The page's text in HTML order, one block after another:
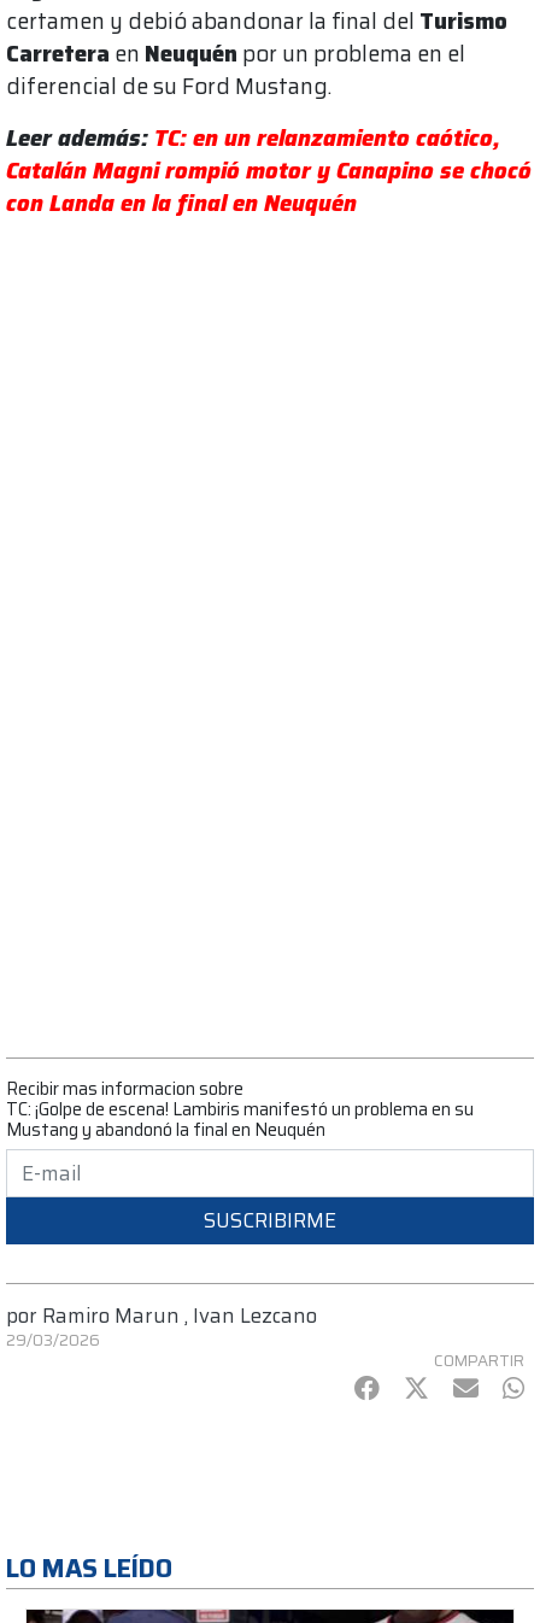
certamen y debió abandonar la final del Turismo
Carretera en Neuquén por un problema en el
diferencial de su Ford Mustang.
Leer además: TC: en un relanzamiento caótico,
Catalán Magni rompió motor y Canapino se chocó
con Landa en la final en Neuquén
Recibir mas informacion sobre
TC: ¡Golpe de escena! Lambiris manifestó un problema en su
Mustang y abandonó la final en Neuquén
SUSCRIBIRME
por Ramiro Marun , Ivan Lezcano
29/03/2026
COMPARTIR
Facebook
Twitter
mail
LO MAS LEÍDO